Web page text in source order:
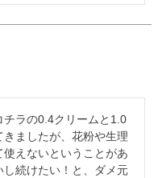
チラの0.4クリームと1.0
ましたが、花粉や生理
えないということがあ
し続けたい！と、ダメ元